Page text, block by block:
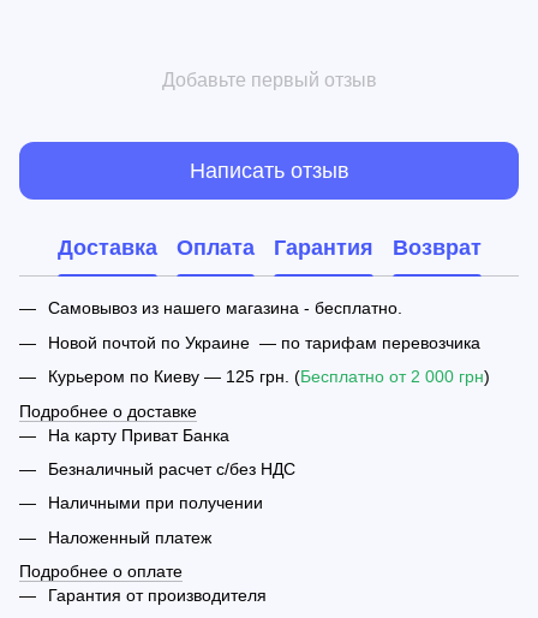
Добавьте первый отзыв
Написать отзыв
Доставка Оплата Гарантия Возврат
Самовывоз из нашего магазина - бесплатно.
Новой почтой по Украине — по тарифам перевозчика
Курьером по Киеву — 125 грн. (Бесплатно от 2 000 грн)
Подробнее о доставке
На карту Приват Банка
Безналичный расчет с/без НДС
Наличными при получении
Наложенный платеж
Подробнее о оплате
Гарантия от производителя